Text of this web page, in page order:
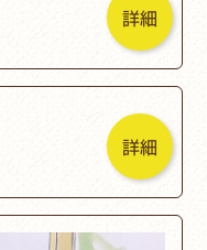
詳細
詳細